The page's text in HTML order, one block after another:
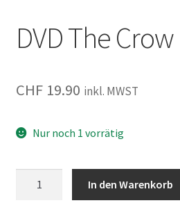
DVD The Crow
CHF19.90 inkl. MWST
Nur noch 1 vorrätig
In den Warenkorb